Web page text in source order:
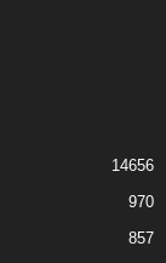
14656
970
857